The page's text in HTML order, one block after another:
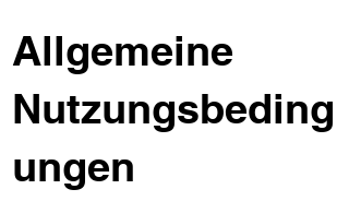
Allgemeine
Nutzungsbeding
ungen